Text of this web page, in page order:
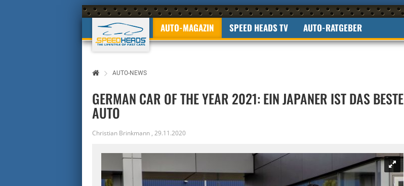
AUTO-MAGAZIN SPEED HEADS TV AUTO-RATGEBER
AUTO-NEWS
GERMAN CAR OF THE YEAR 2021: EIN JAPANER IST DAS BESTE
AUTO
Christian Brinkmann , 29.11.2020